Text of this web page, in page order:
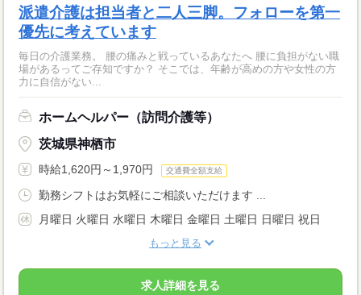
派遣介護は担当者と二人三脚。フォローを第一
優先に考えています
毎日の介護業務。 腰の痛みと戦っているあなたへ 腰に負担がない職
場があるってご存知ですか？ そこでは、年齢が高めの方や女性の方
力に自信がない...
ホームヘルパー（訪問介護等）
茨城県神栖市
時給1,620円～1,970円 交通費全額支給
勤務シフトはお気軽にご相談いただけます ...
月曜日 火曜日 水曜日 木曜日 金曜日 土曜日 日曜日 祝日
もっと見る
求人詳細を見る